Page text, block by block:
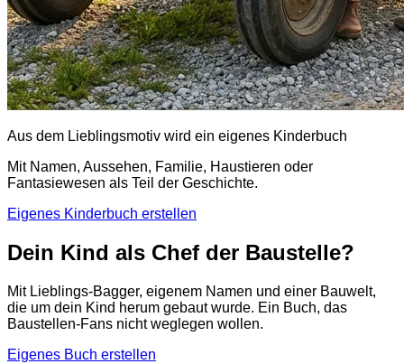
Aus dem Lieblingsmotiv wird ein eigenes Kinderbuch
Mit Namen, Aussehen, Familie, Haustieren oder
Fantasiewesen als Teil der Geschichte.
Eigenes Kinderbuch erstellen
Dein Kind als Chef der Baustelle?
Mit Lieblings-Bagger, eigenem Namen und einer Bauwelt,
die um dein Kind herum gebaut wurde. Ein Buch, das
Baustellen-Fans nicht weglegen wollen.
Eigenes Buch erstellen